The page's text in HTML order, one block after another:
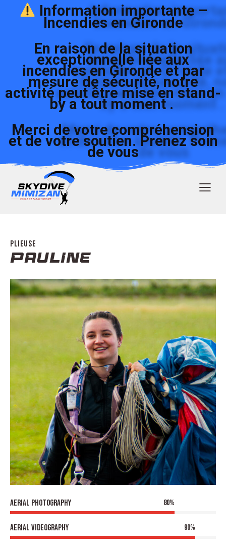
Information importante –
Incendies en Gironde
En raison de la situation
exceptionnelle liée aux
incendies en Gironde et par
mesure de sécurité, notre
activité peut être mise en stand-
by a tout moment .
Merci de votre compréhension
et de votre soutien. Prenez soin
de vous
PLIEUSE
PAULINE
Aerial photography 80%
Aerial videography 90%